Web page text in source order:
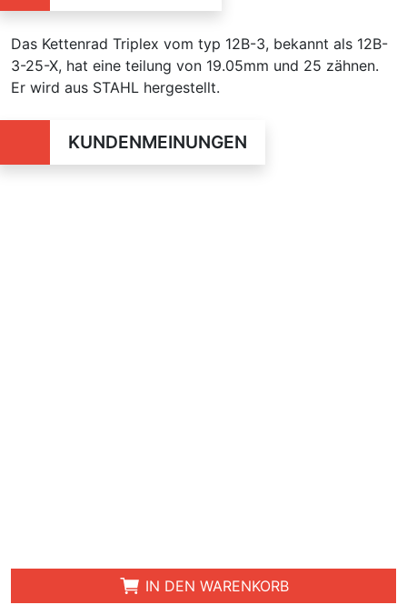
Das Kettenrad Triplex vom typ 12B-3, bekannt als 12B-
3-25-X, hat eine teilung von 19.05mm und 25 zähnen.
Er wird aus STAHL hergestellt.
KUNDENMEINUNGEN
IN DEN WARENKORB